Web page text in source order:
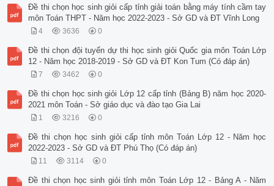
Đề thi chọn học sinh giỏi cấp tỉnh giải toán bằng máy tính cầm tay
môn Toán THPT - Năm học 2022-2023 - Sở GD và ĐT Vĩnh Long
4 3636 0
Đề thi chọn đội tuyển dự thi học sinh giỏi Quốc gia môn Toán Lớp
12 - Năm học 2018-2019 - Sở GD và ĐT Kon Tum (Có đáp án)
7 3462 0
Đề thi chọn học sinh giỏi Lớp 12 cấp tỉnh (Bảng B) năm học 2020-
2021 môn Toán - Sở giáo dục và đào tạo Gia Lai
1 3216 0
Đề thi chọn học sinh giỏi cấp tỉnh môn Toán Lớp 12 - Năm học
2022-2023 - Sở GD và ĐT Phú Thọ (Có đáp án)
11 3114 0
Đề thi chọn học sinh giỏi tỉnh môn Toán Lớp 12 - Bảng A - Năm